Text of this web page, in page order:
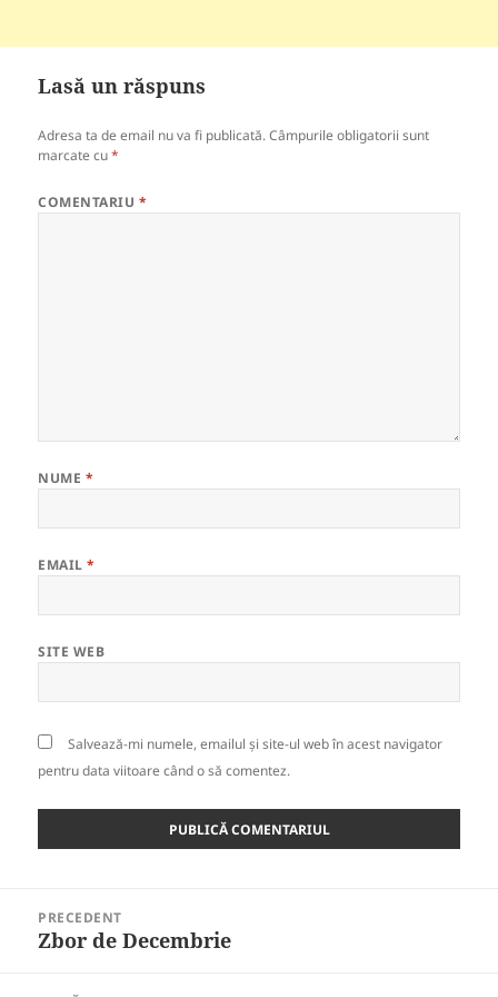
Lasă un răspuns
Adresa ta de email nu va fi publicată. Câmpurile obligatorii sunt
marcate cu*
COMENTARIU *
NUME *
EMAIL*
SITE WEB
Salvează-mi numele, emailul și site-ul web în acest navigator
pentru data viitoare când o să comentez.
articole
PRECEDENT
Articolul
Zbor de Decembrie